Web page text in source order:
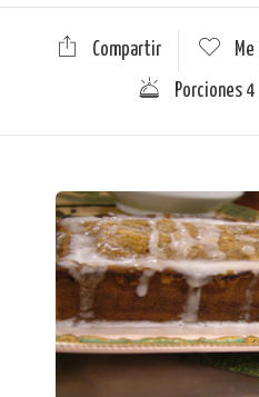
Compartir
Porciones 4